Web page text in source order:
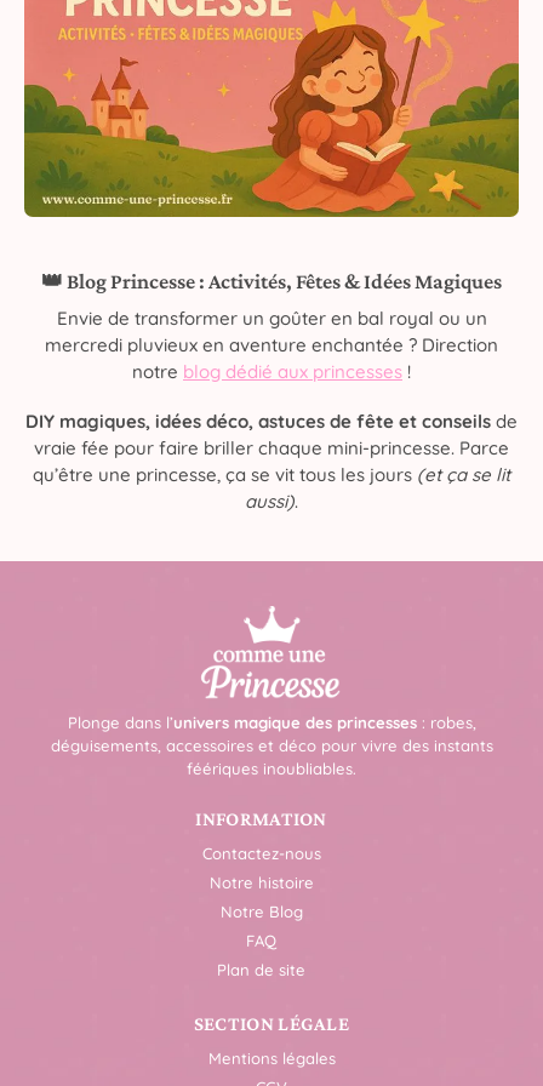
👑 Blog Princesse : Activités, Fêtes & Idées Magiques
Envie de transformer un goûter en bal royal ou un
mercredi pluvieux en aventure enchantée ? Direction
notre blog dédié aux princesses !
DIY magiques, idées déco, astuces de fête et conseils de
vraie fée pour faire briller chaque mini-princesse. Parce
qu’être une princesse, ça se vit tous les jours (et ça se lit
aussi).
Plonge dans l’univers magique des princesses: robes,
déguisements, accessoires et déco pour vivre des instants
féériques inoubliables.
INFORMATION
Contactez-nous
Notre histoire
Notre Blog
FAQ
Plan de site
SECTION LÉGALE
Mentions légales